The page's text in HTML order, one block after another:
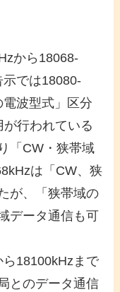
から18068-
では18080-
波型式」区分
行われている
「CW・狭帯域
は「CW、狭
が、「狭帯域の
データ通信も可
18100kHzまで
とのデータ通信